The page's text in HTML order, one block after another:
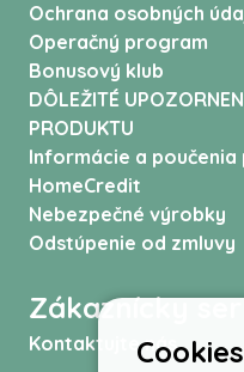
Ochrana osobných
Operačný program
Bonusový klub
DÔLEŽITÉ
PRODUKTU
Informácie a
HomeCredit
Nebezpečné výrobky
Odstúpenie od zmluvy
Zákaznícky
Kontaktujte násCookies